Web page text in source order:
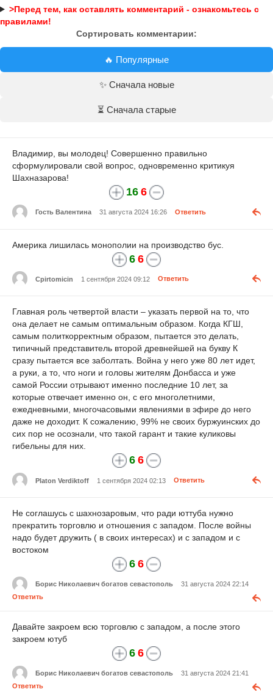
>Перед тем, как оставлять комментарий - ознакомьтесь с
правилами!
Сортировать комментарии:
🔥 Популярные
✨ Сначала новые
⏳ Сначала старые
Владимир, вы молодец! Совершенно правильно
сформулировали свой вопрос, одновременно критикуя
Шахназарова!
16 6
Гость Валентина 31 августа 2024 16:26 Ответить
Америка лишилась монополии на производство бус.
6 6
Cpirtomicin 1 сентября 2024 09:12 Ответить
Главная роль четвертой власти – указать первой на то, что
она делает не самым оптимальным образом. Когда КГШ,
самым политкорректным образом, пытается это делать,
типичный представитель второй древнейшей на букву К
сразу пытается все заболтать. Война у него уже 80 лет идет,
а руки, а то, что ноги и головы жителям Донбасса и уже
самой России отрывают именно последние 10 лет, за
которые отвечает именно он, с его многолетними,
ежедневными, многочасовыми явлениями в эфире до него
даже не доходит. К сожалению, 99% не своих буржуинских до
сих пор не осознали, что такой гарант и такие куликовы
гибельны для них.
6 6
Platon Verdiktoff 1 сентября 2024 02:13 Ответить
Не соглашусь с шахнозаровым, что ради юттуба нужно
прекратить торговлю и отношения с западом. После войны
надо будет дружить ( в своих интересах) и с западом и с
востоком
6 6
Борис Николаевич богатов севастополь
31 августа 2024 22:14
Ответить
Давайте закроем всю торговлю с западом, а после этого
закроем ютуб
6 6
Борис Николаевич богатов севастополь
31 августа 2024 21:41
Ответить